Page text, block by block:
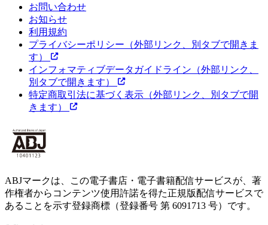
お問い合わせ
お知らせ
利用規約
プライバシーポリシー （外部リンク、別タブで開きま
す）
インフォマティブデータガイドライン （外部リンク、
別タブで開きます）
特定商取引法に基づく表示 （外部リンク、別タブで開
きます）
ABJマークは、この電子書店・電子書籍配信サービスが、著
作権者からコンテンツ使用許諾を得た正規版配信サービスで
あることを示す登録商標（登録番号 第 6091713 号）です。